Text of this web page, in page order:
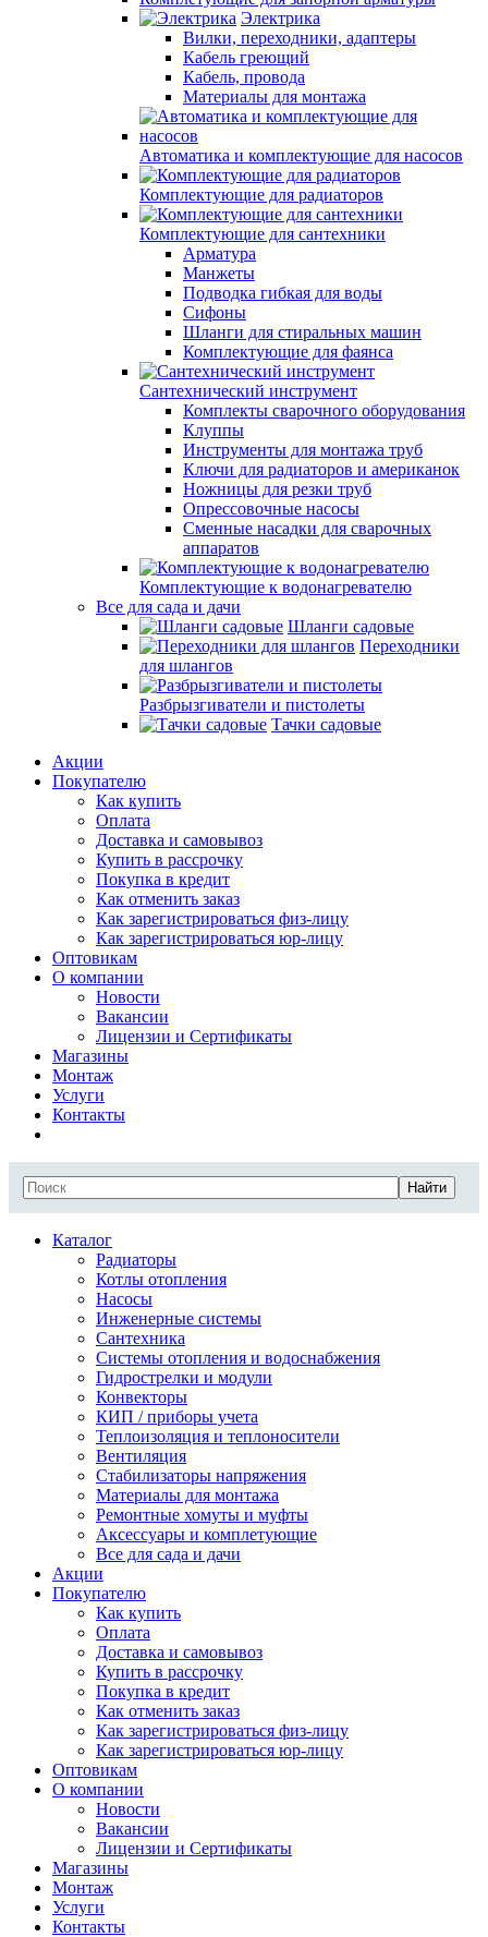
Электрика
Вилки, переходники, адаптеры
Кабель греющий
Кабель, провода
Материалы для монтажа
Автоматика и комплектующие для насосов
Комплектующие для радиаторов
Комплектующие для сантехники
Арматура
Манжеты
Подводка гибкая для воды
Сифоны
Шланги для стиральных машин
Комплектующие для фаянса
Сантехнический инструмент
Комплекты сварочного оборудования
Клуппы
Инструменты для монтажа труб
Ключи для радиаторов и американок
Ножницы для резки труб
Опрессовочные насосы
Сменные насадки для сварочных
аппаратов
Комплектующие к водонагревателю
Все для сада и дачи
Шланги садовые
Переходники
для шлангов
Разбрызгиватели и пистолеты
Тачки садовые
Акции
Покупателю
Как купить
Оплата
Доставка и самовывоз
Купить в рассрочку
Покупка в кредит
Как отменить заказ
Как зарегистрироваться физ-лицу
Как зарегистрироваться юр-лицу
Оптовикам
О компании
Новости
Вакансии
Лицензии и Сертификаты
Магазины
Монтаж
Услуги
Контакты
Найти
Каталог
Радиаторы
Котлы отопления
Насосы
Инженерные системы
Сантехника
Системы отопления и водоснабжения
Гидрострелки и модули
Конвекторы
КИП / приборы учета
Теплоизоляция и теплоносители
Вентиляция
Стабилизаторы напряжения
Материалы для монтажа
Ремонтные хомуты и муфты
Аксессуары и комплетующие
Все для сада и дачи
Акции
Покупателю
Как купить
Оплата
Доставка и самовывоз
Купить в рассрочку
Покупка в кредит
Как отменить заказ
Как зарегистрироваться физ-лицу
Как зарегистрироваться юр-лицу
Оптовикам
О компании
Новости
Вакансии
Лицензии и Сертификаты
Магазины
Монтаж
Услуги
Контакты